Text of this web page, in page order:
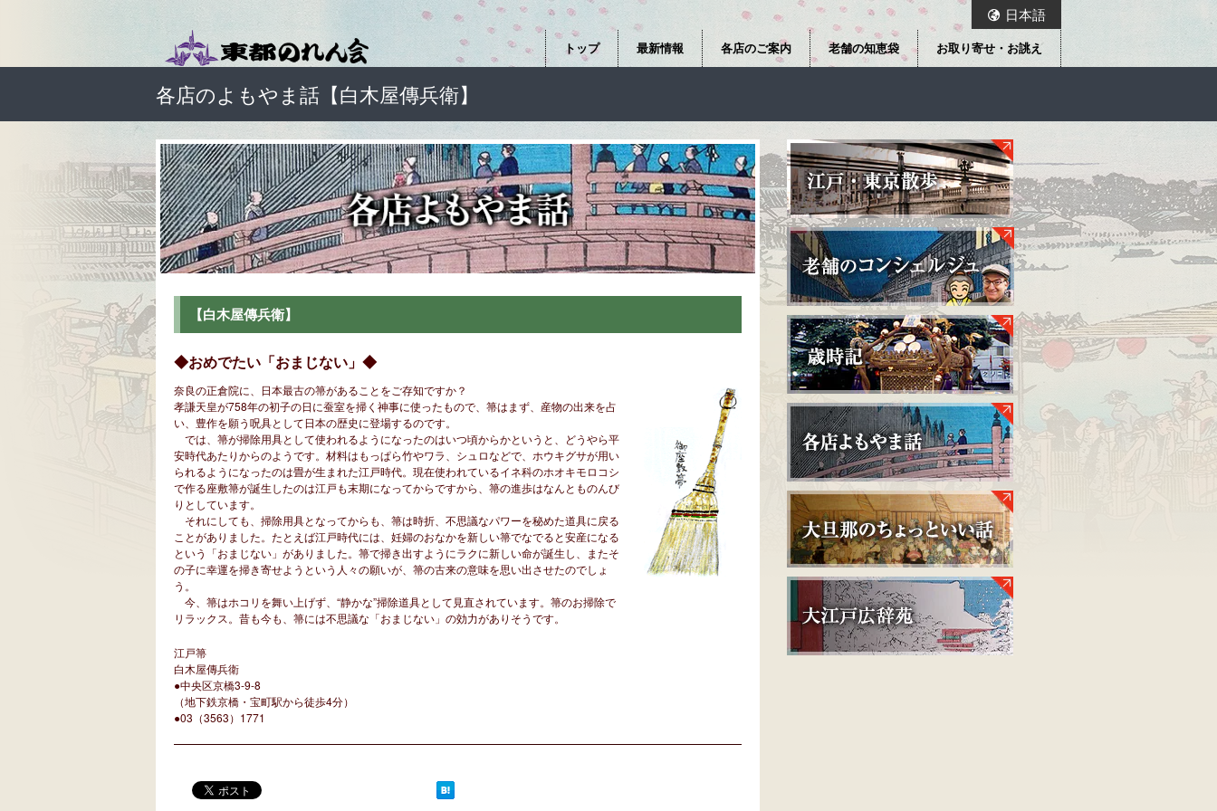
日本語
トップ 最新情報 各店のご案内 老舗の知恵袋 お取り寄せ・お誂え
各店のよもやま話【白木屋傳兵衛】
【白木屋傳兵衛】
◆おめでたい「おまじない」◆
奈良の正倉院に、日本最古の箒があることをご存知ですか？
孝謙天皇が758年の初子の日に蚕室を掃く神事に使ったもので、箒はまず、産物の出来を占
い、豊作を願う呪具として日本の歴史に登場するのです。
では、箒が掃除用具として使われるようになったのはいつ頃からかというと、どうやら平
安時代あたりからのようです。材料はもっぱら竹やワラ、シュロなどで、ホウキグサが用い
られるようになったのは畳が生まれた江戸時代。現在使われているイネ科のホオキモロコシ
で作る座敷箒が誕生したのは江戸も末期になってからですから、箒の進歩はなんとものんび
りとしています。
それにしても、掃除用具となってからも、箒は時折、不思議なパワーを秘めた道具に戻る
ことがありました。たとえば江戸時代には、妊婦のおなかを新しい箒でなでると安産になる
という「おまじない」がありました。箒で掃き出すようにラクに新しい命が誕生し、またそ
の子に幸運を掃き寄せようという人々の願いが、箒の古来の意味を思い出させたのでしょ
う。
今、箒はホコリを舞い上げず、“静かな”掃除道具として見直されています。箒のお掃除で
リラックス。昔も今も、箒には不思議な「おまじない」の効力がありそうです。
江戸箒
白木屋傳兵衛
●中央区京橋3-9-8
（地下鉄京橋・宝町駅から徒歩4分）
●03（3563）1771